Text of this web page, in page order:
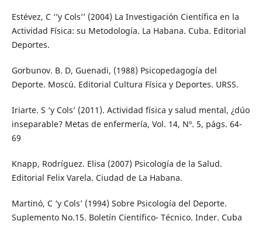
Estévez, C ‘’y Cols’’ (2004) La Investigación Científica en la
Actividad Física: su Metodología. La Habana. Cuba. Editorial
Deportes.
Gorbunov. B. D, Guenadi, (1988) Psicopedagogía del
Deporte. Moscú. Editorial Cultura Física y Deportes. URSS.
Iriarte. S ‘y Cols’ (2011). Actividad física y salud mental, ¿dúo
inseparable? Metas de enfermería, Vol. 14, Nº. 5, págs. 64-
69
Knapp, Rodríguez. Elisa (2007) Psicología de la Salud.
Editorial Felix Varela. Ciudad de La Habana.
Martinó, C ‘y Cols’ (1994) Sobre Psicología del Deporte.
Suplemento No.15. Boletín Científico- Técnico. Inder. Cuba